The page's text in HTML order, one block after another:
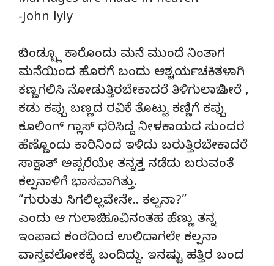
-John lyly
ಬಿಎಂಡ್ಬ್ಲೂ ಕಾರೊಂದು ಮನೆ ಮುಂದೆ ನಿಂತಾಗ
ಮನೆಯಿಂದ ಹೊರಗೆ ಬಂದು ಆಶ್ಚರ್ಯಚಕಿತಳಾಗಿ
ಕಣ್ಣಗಲಿಸಿ ನೋಡುತ್ತಿರಬೇಕಾದರೆ ತಿಳಿಗುಲಾಬಿ ಸೀರೆ ,
ಕಡು ಕಪ್ಪು ಬಣ್ಣದ ರವಿಕೆ ತೊಟ್ಟು ಕಣ್ಣಿಗೆ ಕಪ್ಪು
ಕೂಲಿಂಗ್ ಗ್ಲಾಸ್ ಧರಿಸಿದ್ದ ನೀಳಕಾಯದ ಸುಂದರ
ಹೆಣ್ಣೊಂದು ಕಾರಿನಿಂದ ಇಳಿದು ಬರುತ್ತಿರಬೇಕಾದರೆ
ಸಾಕ್ಷಾತ್ ಅಪ್ಸರೆಯೇ ತನ್ನತ್ತ ನಡೆದು ಬರುವಂತೆ
ಕಲ್ಪನಾಳಿಗೆ ಭಾಸವಾಗಿತ್ತು.
“ಗುರುತು ಸಿಗಲಿಲ್ಲವೇನೇ.. ಕಲ್ಪನಾ?”
ಎಂದು ಆ ಗುಲಾಬಿ ಹೂವಿನಂತಹ ಹೆಣ್ಣು ತನ್ನ
ಇಂಪಾದ ಕಂಠದಿಂದ ಉಲಿದಾಗಲೇ ಕಲ್ಪನಾ
ವಾಸ್ತವಲೋಕಕ್ಕೆ ಬಂದಿದ್ದು. ಇನಷ್ಟು ಹತ್ತಿರ ಬಂದ